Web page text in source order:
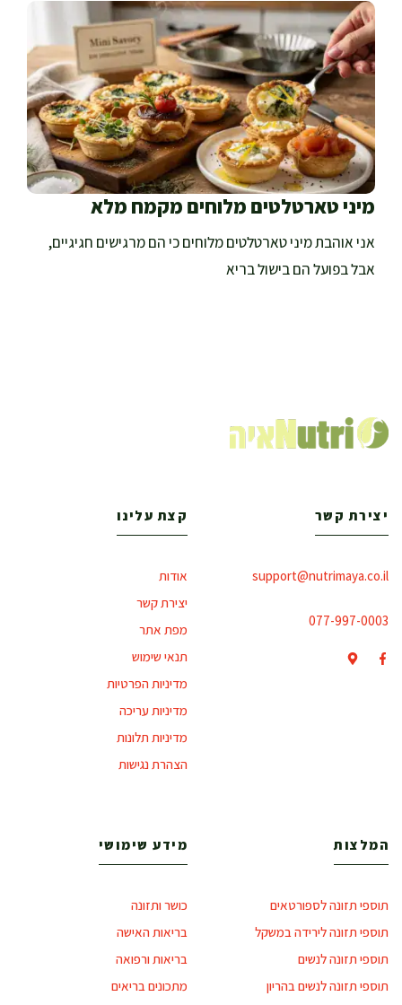
מיני טארטלטים מלוחים מקמח מלא
אני אוהבת מיני טארטלטים מלוחים כי הם מרגישים חגיגיים,
אבל בפועל הם בישול בריא
יצירת קשר
support@nutrimaya.co.il
077-997-0003
קצת עלינו
אודות
יצירת קשר
מפת אתר
תנאי שימוש
מדיניות הפרטיות
מדיניות עריכה
מדיניות תלונות
הצהרת נגישות
המלצות
תוספי תזונה לספורטאים
תוספי תזונה לירידה במשקל
תוספי תזונה לנשים
תוספי תזונה לנשים בהריון
מידע שימושי
כושר ותזונה
בריאות האישה
בריאות ורפואה
מתכונים בריאים